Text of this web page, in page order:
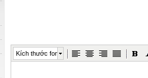
Kích thước font